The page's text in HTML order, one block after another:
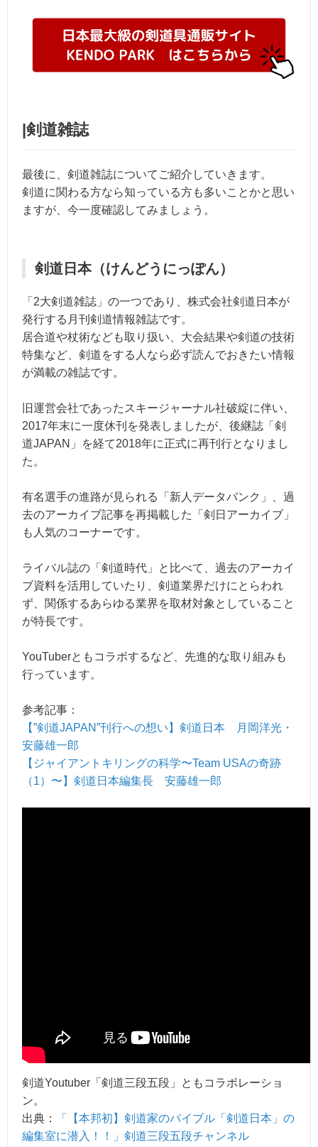
|剣道雑誌
最後に、剣道雑誌についてご紹介していきます。
剣道に関わる方なら知っている方も多いことかと思い
ますが、今一度確認してみましょう。
剣道日本（けんどうにっぽん）
「2大剣道雑誌」の一つであり、株式会社剣道日本が
発行する月刊剣道情報雑誌です。
居合道や杖術なども取り扱い、大会結果や剣道の技術
特集など、剣道をする人なら必ず読んでおきたい情報
が満載の雑誌です。
旧運営会社であったスキージャーナル社破綻に伴い、
2017年末に一度休刊を発表しましたが、後継誌「剣
道JAPAN」を経て2018年に正式に再刊行となりまし
た。
有名選手の進路が見られる「新人データバンク」、過
去のアーカイブ記事を再掲載した「剣日アーカイブ」
も人気のコーナーです。
ライバル誌の「剣道時代」と比べて、過去のアーカイ
ブ資料を活用していたり、剣道業界だけにとらわれ
ず、関係するあらゆる業界を取材対象としていること
が特長です。
YouTuberともコラボするなど、先進的な取り組みも
行っています。
参考記事：
【”剣道JAPAN”刊行への想い】剣道日本 月岡洋光・
安藤雄一郎
【ジャイアントキリングの科学〜Team USAの奇跡
（1）〜】剣道日本編集長 安藤雄一郎
剣道Youtuber「剣道三段五段」ともコラボレーショ
ン。
出典：
「【本邦初】剣道家のバイブル「剣道日本」の
編集室に潜入！！」剣道三段五段チャンネル